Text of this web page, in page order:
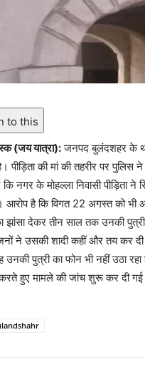
to this
(जय यात्रा):जनपद बुलंदशहर के
पीड़िता की मां की तहरीर पर पुलिस
नगर के मोहल्ला निवासी पीड़िता ने
आरोप है कि विगत 22 अगस्त को
झांसा देकर तीन साल तक उनकी
ने उसकी शादी कहीं और तय कर
उनकी पुत्री का फोन भी नहीं उठा
हुए मामले की जांच शुरू कर दी गई